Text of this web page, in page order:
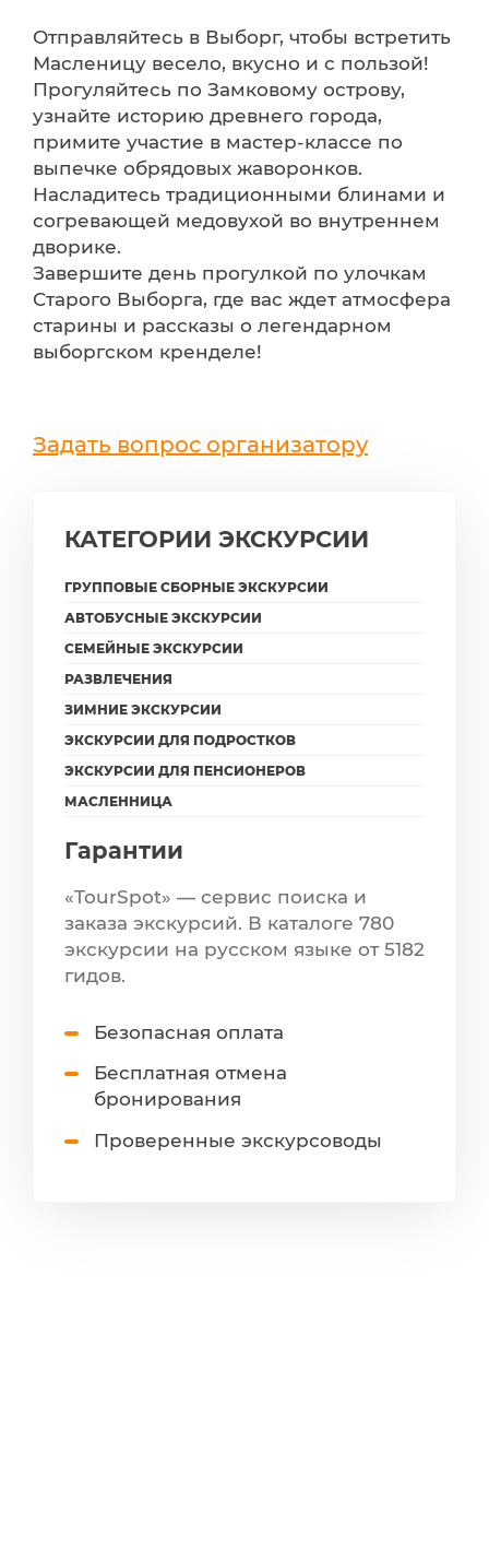
Отправляйтесь в Выборг, чтобы встретить
Масленицу весело, вкусно и с пользой!
Прогуляйтесь по Замковому острову,
узнайте историю древнего города,
примите участие в мастер-классе по
выпечке обрядовых жаворонков.
Насладитесь традиционными блинами и
согревающей медовухой во внутреннем
дворике.
Завершите день прогулкой по улочкам
Старого Выборга, где вас ждет атмосфера
старины и рассказы о легендарном
выборгском кренделе!
Задать вопрос организатору
КАТЕГОРИИ ЭКСКУРСИИ
ГРУППОВЫЕ СБОРНЫЕ ЭКСКУРСИИ
АВТОБУСНЫЕ ЭКСКУРСИИ
СЕМЕЙНЫЕ ЭКСКУРСИИ
РАЗВЛЕЧЕНИЯ
ЗИМНИЕ ЭКСКУРСИИ
ЭКСКУРСИИ ДЛЯ ПОДРОСТКОВ
ЭКСКУРСИИ ДЛЯ ПЕНСИОНЕРОВ
МАСЛЕННИЦА
Гарантии
«TourSpot» — сервис поиска и
заказа экскурсий. В каталоге 780
экскурсии на русском языке от 5182
гидов.
Безопасная оплата
Бесплатная отмена
бронирования
Проверенные экскурсоводы